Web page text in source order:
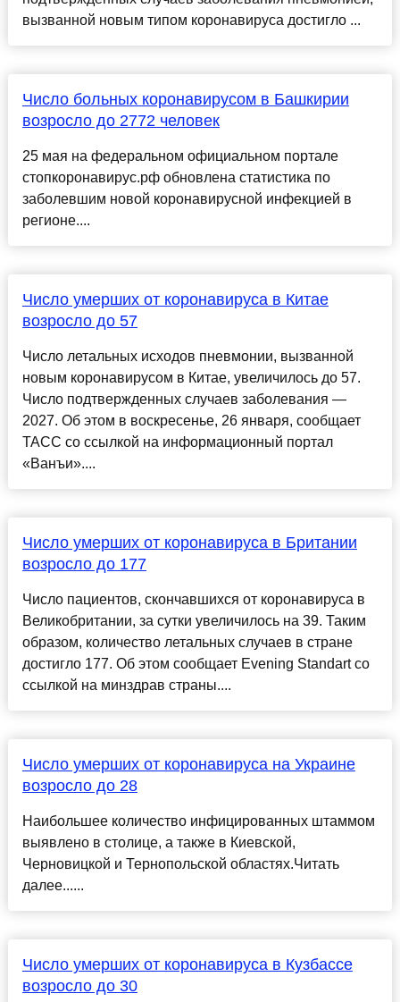
вызванной новым типом коронавируса достигло ...
Число больных коронавирусом в Башкирии
возросло до 2772 человек
25 мая на федеральном официальном портале
стопкоронавирус.рф обновлена статистика по
заболевшим новой коронавирусной инфекцией в
регионе....
Число умерших от коронавируса в Китае
возросло до 57
Число летальных исходов пневмонии, вызванной
новым коронавирусом в Китае, увеличилось до 57.
Число подтвержденных случаев заболевания —
2027. Об этом в воскресенье, 26 января, сообщает
ТАСС со ссылкой на информационный портал
«Ванъи»....
Число умерших от коронавируса в Британии
возросло до 177
Число пациентов, скончавшихся от коронавируса в
Великобритании, за сутки увеличилось на 39. Таким
образом, количество летальных случаев в стране
достигло 177. Об этом сообщает Evening Standart со
ссылкой на минздрав страны....
Число умерших от коронавируса на Украине
возросло до 28
Наибольшее количество инфицированных штаммом
выявлено в столице, а также в Киевской,
Черновицкой и Тернопольской областях.Читать
далее......
Число умерших от коронавируса в Кузбассе
возросло до 30